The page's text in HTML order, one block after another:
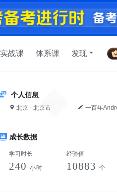
实战课 体系课 发现
个人信息
北京 - 北京市 一百年
成长数据
学习时长
240 小时
经验值
10883 个